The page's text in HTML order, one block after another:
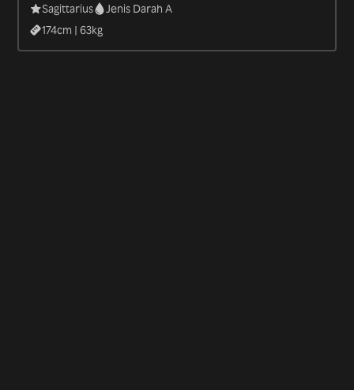
Sagittarius
Jenis Darah A
174cm |63kg